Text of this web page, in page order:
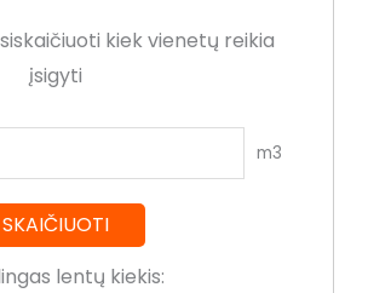
kiek vienetų reikia
įsigyti
m3
SKAIČIUOTI
lentų kiekis: